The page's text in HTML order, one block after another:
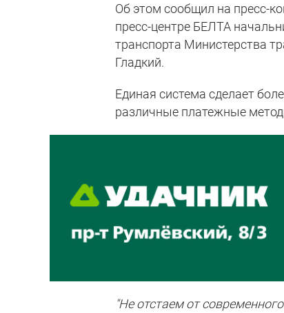
Об этом сообщил на пресс-
пресс-центре БЕЛТА
транспорта Министерства
Гладкий.
Единая система сделает
различные платежные
"Не отстаем от